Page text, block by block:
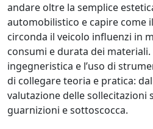
andare oltre la semplice
automobilistico e capire come
circonda il veicolo influenzi in
consumi e durata dei materiali.
ingegneristica e l’uso di
di collegare teoria e pratica:
valutazione delle sollecitazioni
guarnizioni e sottoscocca.